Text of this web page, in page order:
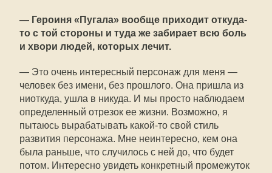
— Героиня «Пугала» вообще приходит откуда-
то с той стороны и туда же забирает всю боль
и хвори людей, которых лечит.
— Это очень интересный персонаж для меня —
человек без имени, без прошлого. Она пришла из
ниоткуда, ушла в никуда. И мы просто наблюдаем
определенный отрезок ее жизни. Возможно, я
пытаюсь вырабатывать какой-то свой стиль
развития персонажа. Мне неинтересно, кем она
была раньше, что случилось с ней до, что будет
потом. Интересно увидеть конкретный промежуток